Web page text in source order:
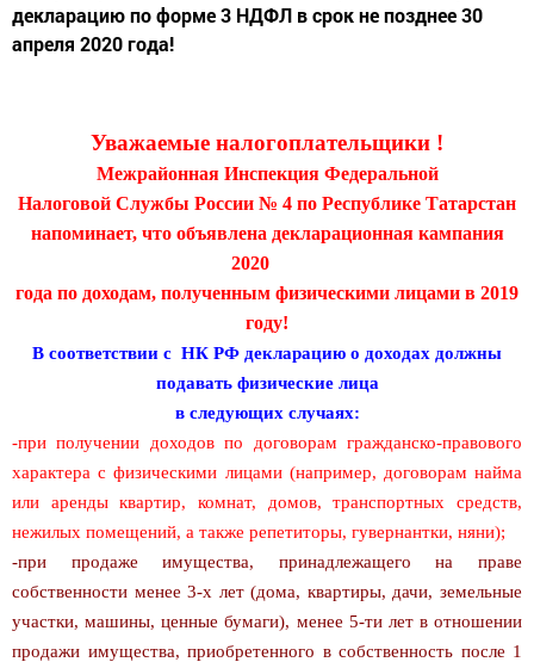
декларацию по форме 3 НДФЛ в срок не позднее 30
апреля 2020 года!
Уважаемые налогоплательщики !
Межрайонная Инспекция Федеральной
Налоговой Службы России № 4 по Республике Татарстан
напоминает, что объявлена декларационная кампания
2020
года по доходам, полученным физическими лицами в 2019
году!
В соответствии c НК РФ декларацию о доходах должны
подавать физические лица
в следующих случаях:
-при получении доходов по договорам гражданско-правового
характера с физическими лицами (например, договорам найма
или аренды квартир, комнат, домов, транспортных средств,
нежилых помещений, а также репетиторы, гувернантки, няни);
-при продаже имущества, принадлежащего на праве
собственности менее 3-х лет (дома, квартиры, дачи, земельные
участки, машины, ценные бумаги), менее 5-ти лет в отношении
продажи имущества, приобретенного в собственность после 1